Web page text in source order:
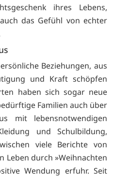
ihres Lebens,
das Gefühl von echter
Beziehungen, aus
und Kraft schöpfen
haben sich sogar neue
Familien auch über
mit lebensnotwendigen
und Schulbildung,
viele Berichte von
Leben durch »Weihnachten
Wendung erfuhr. Seit